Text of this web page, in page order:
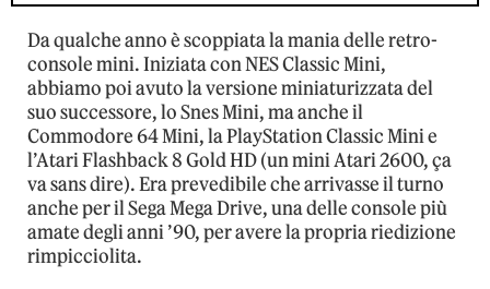
Da qualche anno è scoppiata la mania delle retro-
console mini. Iniziata con NES Classic Mini,
abbiamo poi avuto la versione miniaturizzata del
suo successore, lo Snes Mini, ma anche il
Commodore 64 Mini, la PlayStation Classic Mini e
l’Atari Flashback 8 Gold HD (un mini Atari 2600, ça
va sans dire). Era prevedibile che arrivasse il turno
anche per il Sega Mega Drive, una delle console più
amate degli anni ’90, per avere la propria riedizione
rimpicciolita.